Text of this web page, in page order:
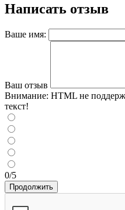
Написать отзыв
Ваше имя:
Ваш отзыв
Внимание: HTML не
текст!
0/5
Продолжить